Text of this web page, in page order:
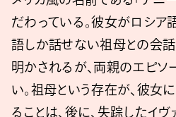
だわっている。彼女がロシア
語しか話せない祖母との会
明かされるが、両親のエピソ
い。祖母という存在が、彼女
ることは、後に、失踪したイ